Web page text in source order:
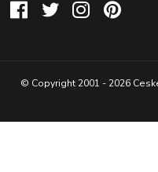
© Copyright 2001 - 2026